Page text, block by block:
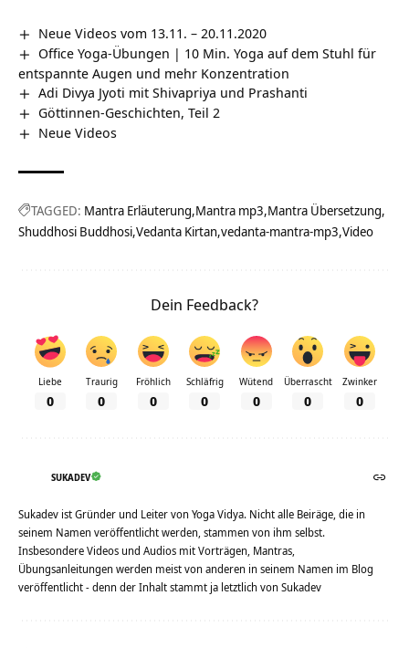
Neue Videos vom 13.11. – 20.11.2020
Office Yoga-Übungen | 10 Min. Yoga auf dem Stuhl für
entspannte Augen und mehr Konzentration
Adi Divya Jyoti mit Shivapriya und Prashanti
Göttinnen-Geschichten, Teil 2
Neue Videos
TAGGED: Mantra Erläuterung Mantra mp3 Mantra Übersetzung
Shuddhosi Buddhosi Vedanta Kirtan vedanta-mantra-mp3 Video
Dein Feedback?
Liebe
0
Traurig
0
Fröhlich
0
Schläfrig
0
Wütend
0
Überrascht
0
Zwinker
0
SUKADEV
Sukadev ist Gründer und Leiter von Yoga Vidya. Nicht alle Beiräge, die in
seinem Namen veröffentlicht werden, stammen von ihm selbst.
Insbesondere Videos und Audios mit Vorträgen, Mantras,
Übungsanleitungen werden meist von anderen in seinem Namen im Blog
veröffentlicht - denn der Inhalt stammt ja letztlich von Sukadev